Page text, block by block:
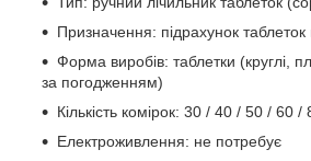
Призначення: підрахунок
Форма виробів: таблетки (круглі,
за погодженням)
Кількість комірок: 30 / 40 / 50 / 60
Електроживлення: не потребує